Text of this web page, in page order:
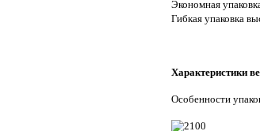
Экономная
Гибкая упаковка
Характеристики
Особенности